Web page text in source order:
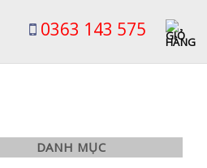
0363 143 575
DANH MỤC